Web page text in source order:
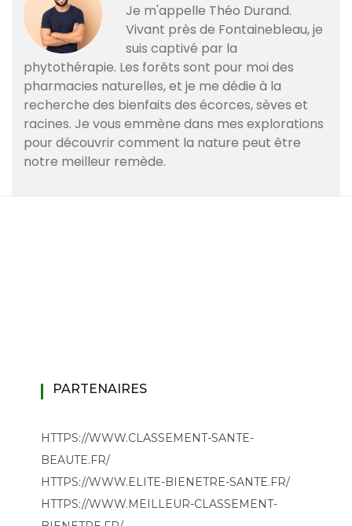
Je m'appelle Théo Durand.
Vivant près de Fontainebleau, je
suis captivé par la
phytothérapie. Les forêts sont pour moi des
pharmacies naturelles, et je me dédie à la
recherche des bienfaits des écorces, sèves et
racines. Je vous emmène dans mes explorations
pour découvrir comment la nature peut être
notre meilleur remède.
PARTENAIRES
HTTPS://WWW.CLASSEMENT-SANTE-
BEAUTE.FR/
HTTPS://WWW.ELITE-BIENETRE-SANTE.FR/
HTTPS://WWW.MEILLEUR-CLASSEMENT-